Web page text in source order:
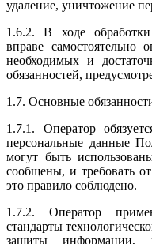
удаление, уничтожение
1.6.2. В ходе
вправе самостоятельно
необходимых и
обязанностей,
1.7. Основные
1.7.1. Оператор
персональные данные
могут быть
сообщены, и требовать
это правило соблюдено.
1.7.2. Оператор
стандарты
защиты информации,